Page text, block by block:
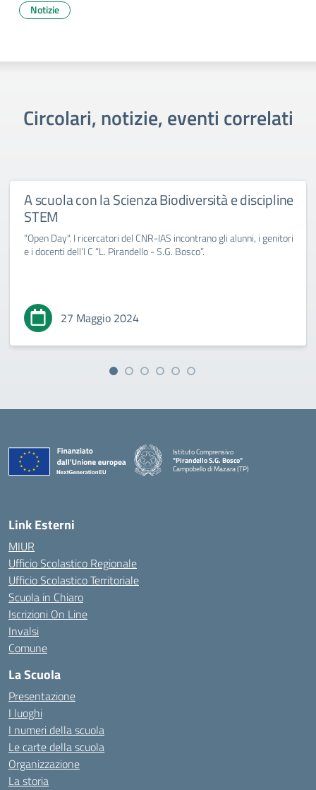
Notizie
Circolari, notizie, eventi correlati
A scuola con la Scienza Biodiversità e discipline
STEM
"Open Day". I ricercatori del CNR-IAS incontrano gli alunni, i genitori
e i docenti dell’I C “L. Pirandello - S.G. Bosco”.
27 Maggio 2024
Istituto Comprensivo
"Pirandello S.G. Bosco"
Campobello di Mazara (TP)
— Visita la pagina iniziale della scuola
Link Esterni
MIUR
Ufficio Scolastico Regionale
Ufficio Scolastico Territoriale
Scuola in Chiaro
Iscrizioni On Line
Invalsi
Comune
La Scuola
Presentazione
I luoghi
I numeri della scuola
Le carte della scuola
Organizzazione
La storia